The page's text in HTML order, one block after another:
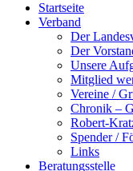
Startseite
Verband
Der
Der
Unsere
Mitglied
Vereine /
Chronik –
Robert-
Spender /
Links
Beratungsstelle